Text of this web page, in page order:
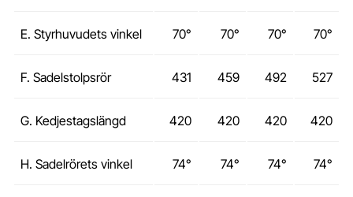
E. Styrhuvudets vinkel 70° 70° 70° 70°
F. Sadelstolpsrör 431 459 492 527
G. Kedjestagslängd 420 420 420 420
H. Sadelrörets vinkel 74° 74° 74° 74°